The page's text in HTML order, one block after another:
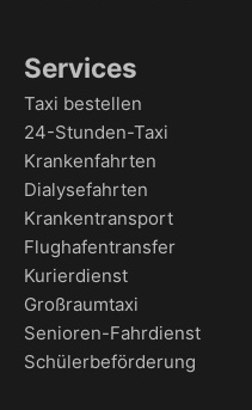
Services
Taxi bestellen
24-Stunden-Taxi
Krankenfahrten
Dialysefahrten
Krankentransport
Flughafentransfer
Kurierdienst
Großraumtaxi
Senioren-Fahrdienst
Schülerbeförderung